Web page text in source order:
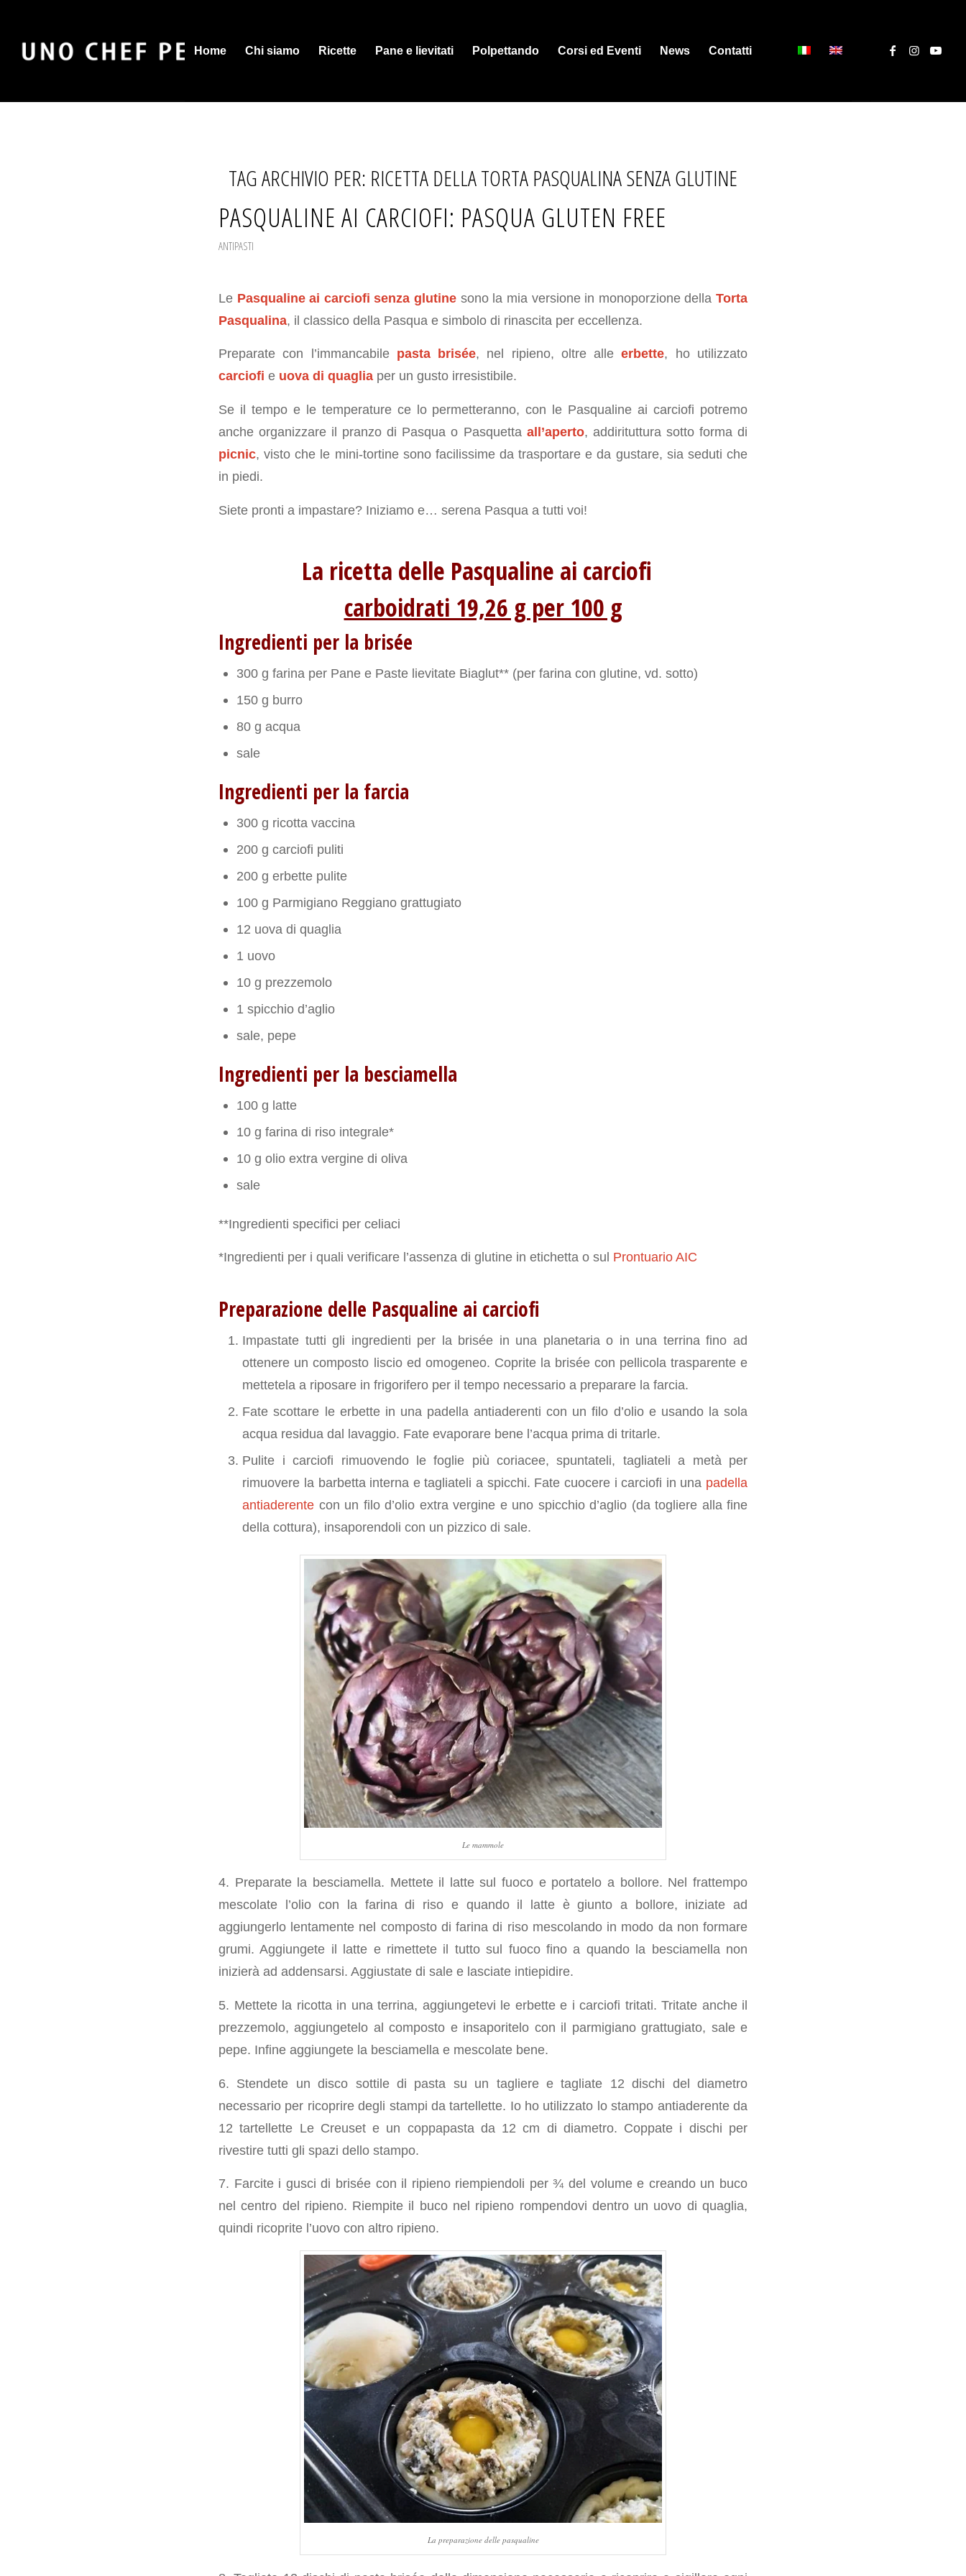
Home Chi siamo Ricette Pane e lievitati Polpettando Corsi ed Eventi News Contatti
TAG ARCHIVIO PER: RICETTA DELLA TORTA PASQUALINA SENZA GLUTINE
PASQUALINE AI CARCIOFI: PASQUA GLUTEN FREE
ANTIPASTI
Le Pasqualine ai carciofi senza glutine sono la mia versione in monoporzione dellaTorta
Pasqualina, il classico della Pasqua e simbolo di rinascita per eccellenza.
Preparate con l’immancabile pasta brisée, nel ripieno, oltre alleerbette, ho utilizzato
carciofi e uova di quaglia per un gusto irresistibile.
Se il tempo e le temperature ce lo permetteranno, con le Pasqualine ai carciofi potremo
anche organizzare il pranzo di Pasqua o Pasquetta all’aperto, addirituttura sotto forma di
picnic, visto che le mini-tortine sono facilissime da trasportare e da gustare, sia seduti che
in piedi.
Siete pronti a impastare? Iniziamo e… serena Pasqua a tutti voi!
La ricetta delle Pasqualine ai carciofi
carboidrati 19,26 g per 100 g
Ingredienti per la brisée
300 g farina per Pane e Paste lievitate Biaglut** (per farina con glutine, vd. sotto)
150 g burro
80 g acqua
sale
Ingredienti per la farcia
300 g ricotta vaccina
200 g carciofi puliti
200 g erbette pulite
100 g Parmigiano Reggiano grattugiato
12 uova di quaglia
1 uovo
10 g prezzemolo
1 spicchio d’aglio
sale, pepe
Ingredienti per la besciamella
100 g latte
10 g farina di riso integrale*
10 g olio extra vergine di oliva
sale
**Ingredienti specifici per celiaci
*Ingredienti per i quali verificare l’assenza di glutine in etichetta o sul Prontuario AIC
Preparazione delle Pasqualine ai carciofi
Impastate tutti gli ingredienti per la brisée in una planetaria o in una terrina fino ad
ottenere un composto liscio ed omogeneo. Coprite la brisée con pellicola trasparente e
mettetela a riposare in frigorifero per il tempo necessario a preparare la farcia.
Fate scottare le erbette in una padella antiaderenti con un filo d’olio e usando la sola
acqua residua dal lavaggio. Fate evaporare bene l’acqua prima di tritarle.
Pulite i carciofi rimuovendo le foglie più coriacee, spuntateli, tagliateli a metà per
rimuovere la barbetta interna e tagliateli a spicchi. Fate cuocere i carciofi in una padella
antiaderente con un filo d’olio extra vergine e uno spicchio d’aglio (da togliere alla fine
della cottura), insaporendoli con un pizzico di sale.
Le mammole
4. Preparate la besciamella. Mettete il latte sul fuoco e portatelo a bollore. Nel frattempo
mescolate l’olio con la farina di riso e quando il latte è giunto a bollore, iniziate ad
aggiungerlo lentamente nel composto di farina di riso mescolando in modo da non formare
grumi. Aggiungete il latte e rimettete il tutto sul fuoco fino a quando la besciamella non
inizierà ad addensarsi. Aggiustate di sale e lasciate intiepidire.
5. Mettete la ricotta in una terrina, aggiungetevi le erbette e i carciofi tritati. Tritate anche il
prezzemolo, aggiungetelo al composto e insaporitelo con il parmigiano grattugiato, sale e
pepe. Infine aggiungete la besciamella e mescolate bene.
6. Stendete un disco sottile di pasta su un tagliere e tagliate 12 dischi del diametro
necessario per ricoprire degli stampi da tartellette. Io ho utilizzato lo stampo antiaderente da
12 tartellette Le Creuset e un coppapasta da 12 cm di diametro. Coppate i dischi per
rivestire tutti gli spazi dello stampo.
7. Farcite i gusci di brisée con il ripieno riempiendoli per ¾ del volume e creando un buco
nel centro del ripieno. Riempite il buco nel ripieno rompendovi dentro un uovo di quaglia,
quindi ricoprite l’uovo con altro ripieno.
La preparazione delle pasqualine